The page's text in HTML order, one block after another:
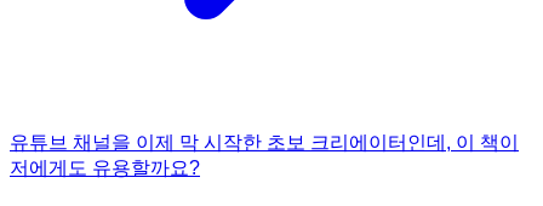
유튜브 채널을 이제 막 시작한 초보 크리에이터인데, 이 책이
저에게도 유용할까요?